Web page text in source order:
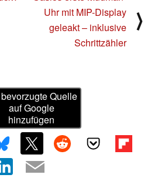
Uhr mit MIP-Display
geleakt – inklusive
Schrittzähler
⟩
Quelle
auf Google
hinzufügen